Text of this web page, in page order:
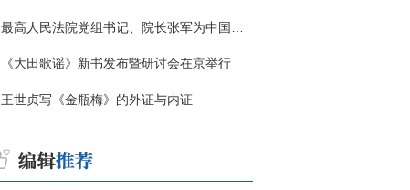
最高人民法院党组书记、院长张军为中国作协干部大讲堂授课
《大田歌谣》新书发布暨研讨会在京举行
王世贞写《金瓶梅》的外证与内证